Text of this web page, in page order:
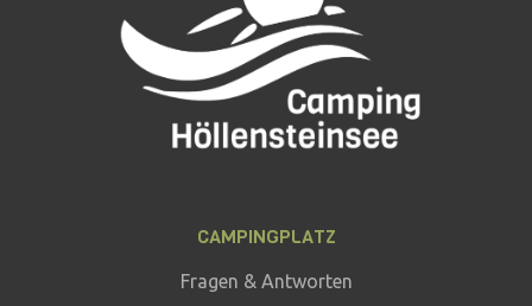
CAMPINGPLATZ
Fragen & Antworten